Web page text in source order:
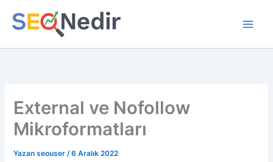
atla
External ve Nofollow
Mikroformatları
Yazan seouser/6 Aralık 2022